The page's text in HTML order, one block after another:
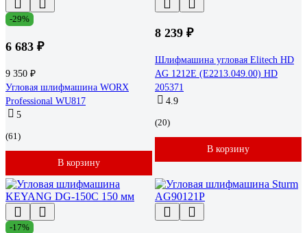
-29%
6 683 ₽
9 350 ₽
Угловая шлифмашина WORX
Professional WU817
5
(61)
В корзину
8 239 ₽
Шлифмашина угловая Elitech HD
AG 1212E (E2213.049.00) HD
205371
4.9
(20)
В корзину
-17%